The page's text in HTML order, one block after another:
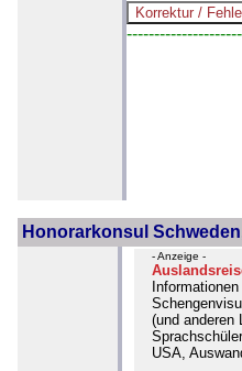
Honorarkonsul
- Anzeige -
(und anderen
USA,